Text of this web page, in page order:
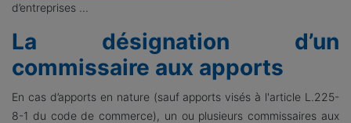
d’entreprises ...
La désignation d’un
commissaire aux apports
En cas d’apports en nature (sauf apports visés à l'article L.225-
8-1 du code de commerce), un ou plusieurs commissaires aux